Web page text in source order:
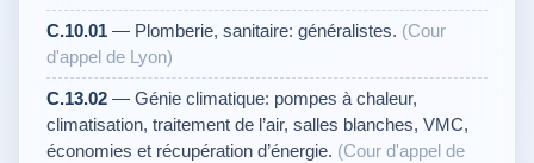
C.10.01 — Plomberie, sanitaire: généralistes. (Cour
d'appel de Lyon)
C.13.02 — Génie climatique: pompes à chaleur,
climatisation, traitement de l’air, salles blanches, VMC,
économies et récupération d’énergie. (Cour d'appel de